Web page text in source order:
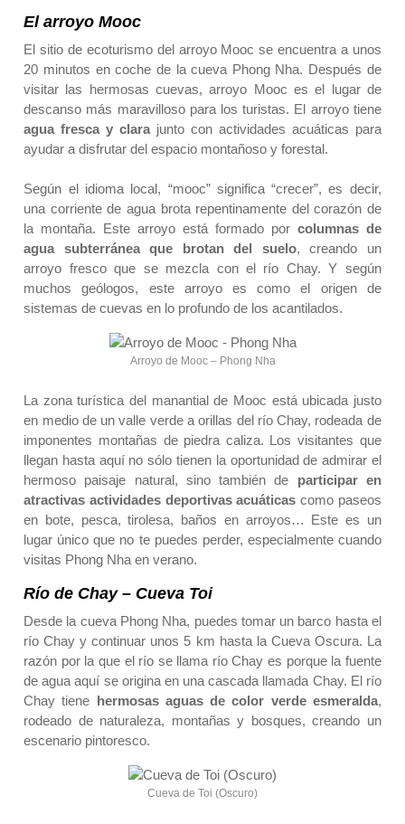
El arroyo Mooc
El sitio de ecoturismo del arroyo Mooc se encuentra a unos
20 minutos en coche de la cueva Phong Nha. Después de
visitar las hermosas cuevas, arroyo Mooc es el lugar de
descanso más maravilloso para los turistas. El arroyo tiene
agua fresca y clara junto con actividades acuáticas para
ayudar a disfrutar del espacio montañoso y forestal.
Según el idioma local, “mooc” significa “crecer”, es decir,
una corriente de agua brota repentinamente del corazón de
la montaña. Este arroyo está formado por columnas de
agua subterránea que brotan del suelo, creando un
arroyo fresco que se mezcla con el río Chay. Y según
muchos geólogos, este arroyo es como el origen de
sistemas de cuevas en lo profundo de los acantilados.
Arroyo de Mooc – Phong Nha
La zona turística del manantial de Mooc está ubicada justo
en medio de un valle verde a orillas del río Chay, rodeada de
imponentes montañas de piedra caliza. Los visitantes que
llegan hasta aquí no sólo tienen la oportunidad de admirar el
hermoso paisaje natural, sino también de participar en
atractivas actividades deportivas acuáticas como paseos
en bote, pesca, tirolesa, baños en arroyos… Este es un
lugar único que no te puedes perder, especialmente cuando
visitas Phong Nha en verano.
Río de Chay – Cueva Toi
Desde la cueva Phong Nha, puedes tomar un barco hasta el
río Chay y continuar unos 5 km hasta la Cueva Oscura. La
razón por la que el río se llama río Chay es porque la fuente
de agua aquí se origina en una cascada llamada Chay. El río
Chay tiene hermosas aguas de color verde esmeralda,
rodeado de naturaleza, montañas y bosques, creando un
escenario pintoresco.
Cueva de Toi (Oscuro)